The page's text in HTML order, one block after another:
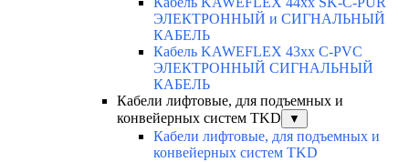
ЭЛЕКТРОННЫЙ и СИГНАЛЬНЫЙ
КАБЕЛЬ
Кабель KAWEFLEX 43xx C-PVC
ЭЛЕКТРОННЫЙ СИГНАЛЬНЫЙ
КАБЕЛЬ
Кабели лифтовые, для подъемных и
конвейерных систем TKD
▼
Кабели лифтовые, для подъемных и
конвейерных систем TKD